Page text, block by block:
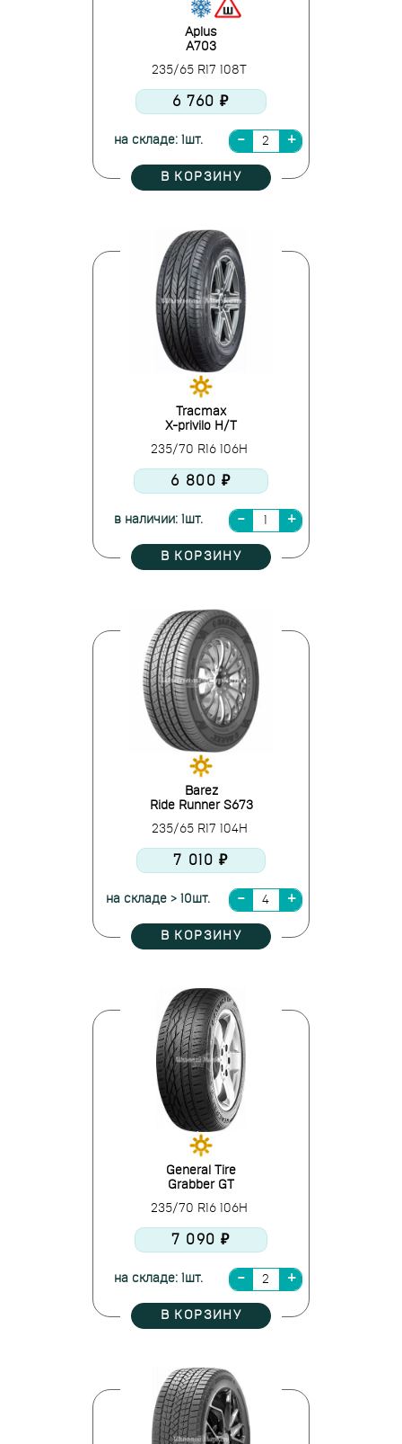
Aplus
A703
235/65 R17 108T
6 760 ₽
на складе: 1шт.
В КОРЗИНУ
Tracmax
X-privilo H/T
235/70 R16 106H
6 800 ₽
в наличии: 1шт.
В КОРЗИНУ
Barez
Ride Runner S673
235/65 R17 104H
7 010 ₽
на складе > 10шт.
В КОРЗИНУ
General Tire
Grabber GT
235/70 R16 106H
7 090 ₽
на складе: 1шт.
В КОРЗИНУ